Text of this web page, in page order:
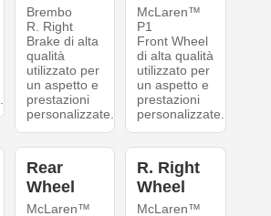
Brembo
R. Right
Brake di alta
qualità
utilizzato per
un aspetto e
prestazioni
personalizzate.
McLaren™
P1
Front Wheel
di alta qualità
utilizzato per
un aspetto e
prestazioni
personalizzate.
Rear
Wheel
McLaren™
R. Right
Wheel
McLaren™